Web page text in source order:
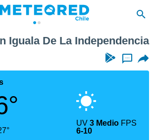
Iguala De La Independencia
...
UV3 Medio FPS
6-10